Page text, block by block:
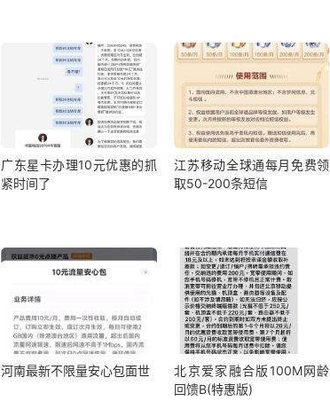
广东星卡办理10元优惠的抓
紧时间了
江苏移动全球通每月免费领
取50-200条短信
河南最新不限量安心包面世
北京爱家融合版100M网龄
回馈B(特惠版)